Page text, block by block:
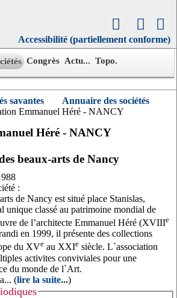
Accessibilité (partiellement conforme)
Congrès Actu... Topo.
savantes
Annuaire des sociétés
Emmanuel Héré - NANCY
Héré - NANCY
beaux-arts de Nancy
:
de Nancy est situé place Stanislas,
unique classé au patrimoine mondial de
de l’architecte Emmanuel Héré (XVIIIe
en 1999, il présente des collections
du XVe au XXIe siècle. L`association
activites conviviales pour une
du monde de l`Art.
(lire la suite...)